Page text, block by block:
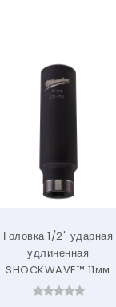
Головка 1/2" ударная
удлиненная
SHOCKWAVE™ 11мм